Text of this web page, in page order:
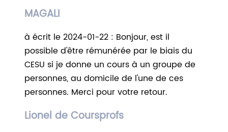
MAGALI
à écrit le 2024-01-22 : Bonjour, est il
possible d'être rémunérée par le biais du
CESU si je donne un cours à un groupe de
personnes, au domicile de l'une de ces
personnes. Merci pour votre retour.
Lionel de Coursprofs